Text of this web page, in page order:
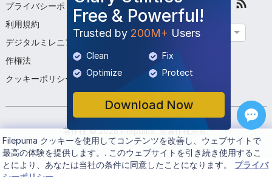
Free & Powerful!
Trusted by 200M+ Users
Clean
Fix
Optimize
Protect
Download Now
プライバシーポリシー
利用規約
デジタルミレニアム著
作権法
クッキーポリシー
私たちについて
お問い合わせください
プログラムを提出する
日本語
著作権 ©2026 Filepuma. 全著作権所有.
Filepuma クッキーを使用してコンテンツを改善し、ウェブサイトで
最高の体験を提供します。. このウェブサイトを引き続き使用するこ
とにより、あなたは当社の条件に同意したことになります。 プライバ